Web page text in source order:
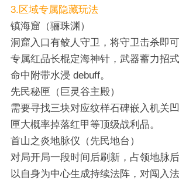
3.区域专属隐藏玩法
镇海窟（骊珠渊）
洞窟入口有鲛人守卫，将守卫击杀即
专属红品长棍定海神针，武器蓄力招
命中附带水浸 debuff。
先民秘匣（巨灵谷主殿）
需要寻找三块对应纹样石碑嵌入机关
匣大概率掉落红甲等顶级战利品。
首山之炎地脉仪（先民地台）
对局开局一段时间后刷新，占领地脉
以自身为中心生成持续法阵，对闯入